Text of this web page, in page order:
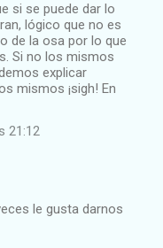
si se puede dar lo
lógico que no es
de la osa por lo que
Si no los mismos
explicar
mismos ¡sigh! En
21:12
le gusta darnos